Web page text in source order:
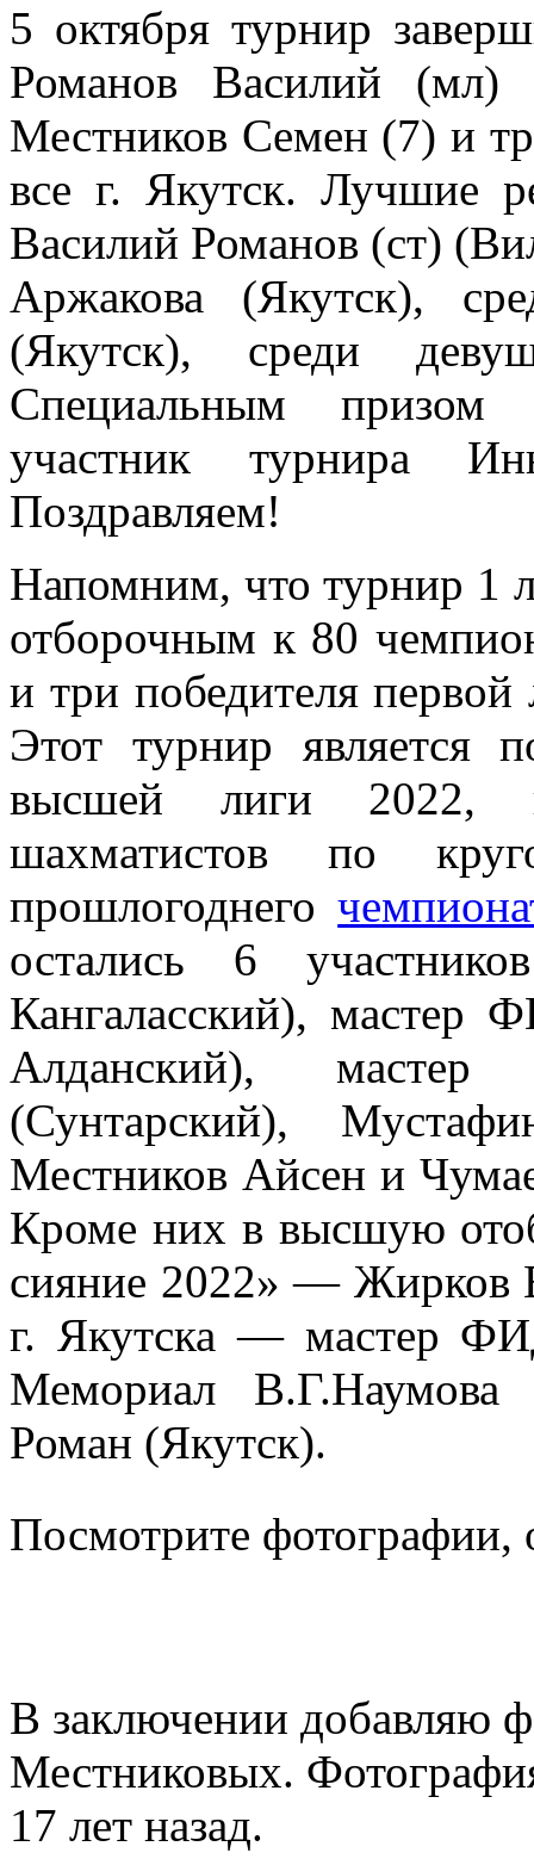
5 октября турнир
Романов Василий
Местников Семен (7) и
все г. Якутск. Лучшие
Василий Романов (ст)
Аржакова (Якутск),
(Якутск), среди
Специальным призом
участник турнира
Поздравляем!
Напомним, что турнир 1
отборочным к 80
и три победителя
Этот турнир является
высшей лиги 2022,
шахматистов по
прошлогоднего
остались 6
Кангаласский), мастер
Алданский),
(Сунтарский),
Местников Айсен и
Кроме них в высшую
сияние 2022» — Жирков
г. Якутска — мастер
Мемориал
Роман (Якутск).
Посмотрите
В заключении добавляю
Местниковых.
17 лет назад.